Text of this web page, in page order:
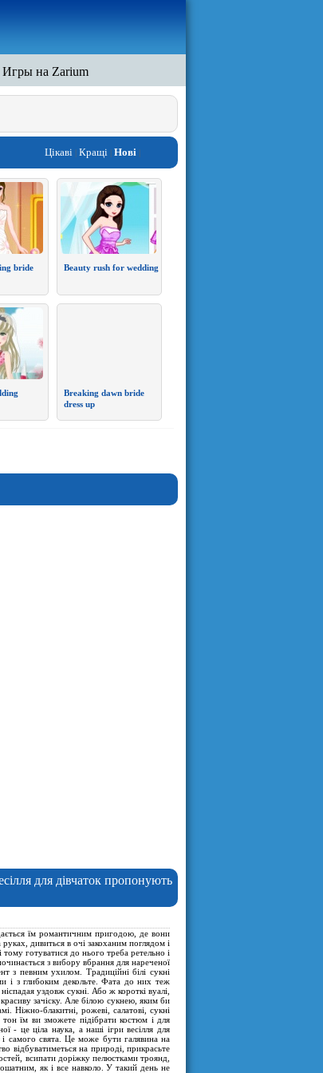
для дівчаток пропонують
їм романтичним пригодою, де вони
дивиться в очі закоханим поглядом і
готуватися до нього треба ретельно і
з вибору вбрання для нареченої
з певним ухилом. Традиційні білі сукні
і з глибоким декольте. Фата до них теж
уздовж сукні. Або ж короткі вуалі,
зачіску. Але білою сукнею, яким би
Ніжно-блакитні, рожеві, салатові, сукні
тон їм ви зможете підібрати костюм і для
- це ціла наука, а наші ігри весілля для
і самого свята. Це може бути галявина на
відбуватиметься на природі, прикрасьте
всипати доріжку пелюстками троянд,
як і все навколо. У такий день не
Игры на Zarium
Цікаві | Кращі | Нові |
bride Beauty rush for wedding
Breaking dawn bride
dress up